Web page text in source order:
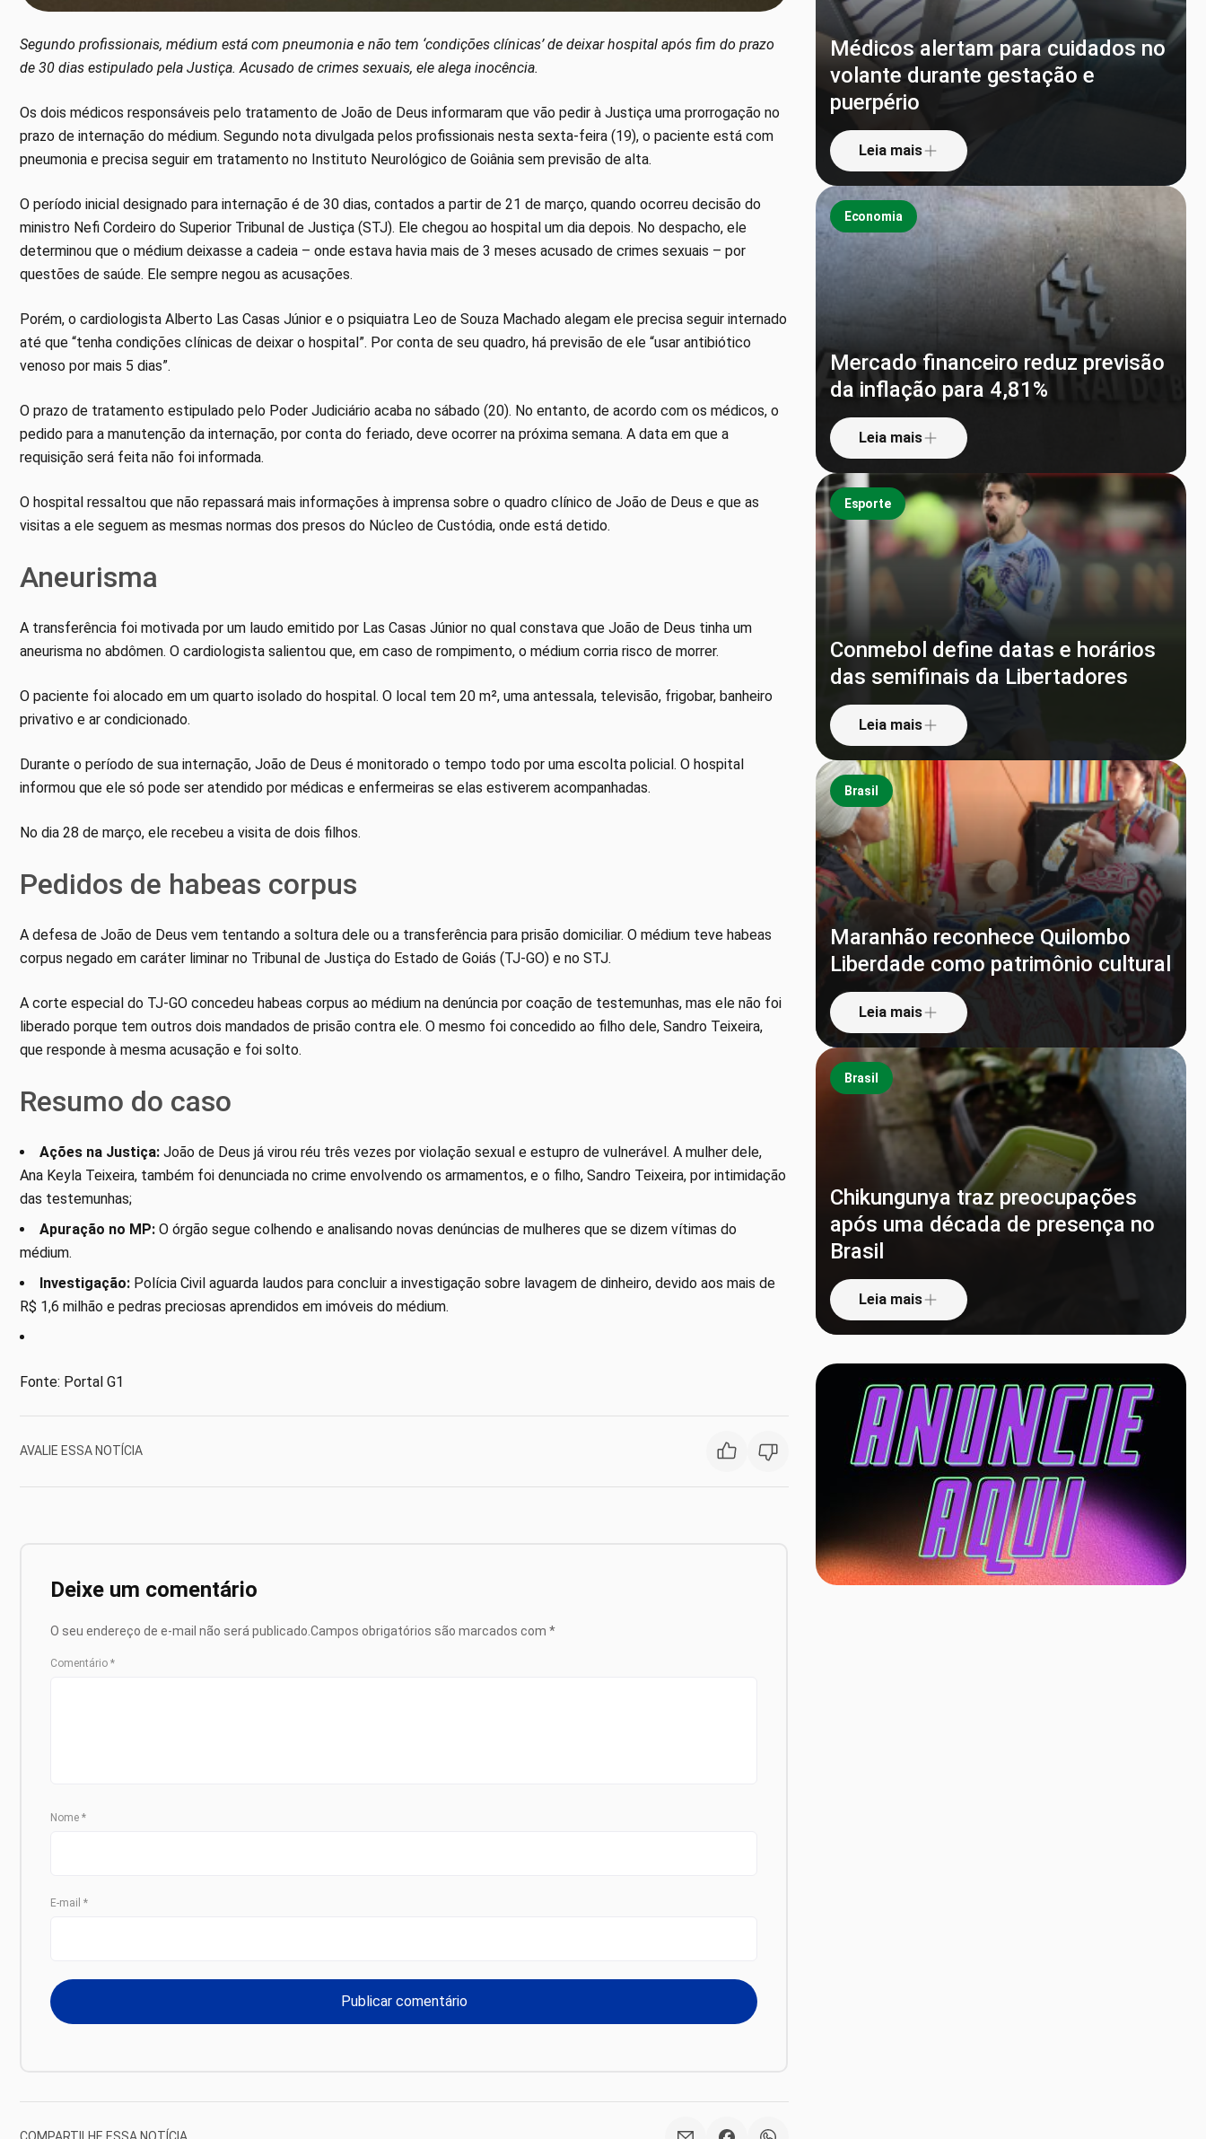
Segundo profissionais, médium está com pneumonia e não tem ‘condições clínicas’ de deixar hospital após fim do prazo
de 30 dias estipulado pela Justiça. Acusado de crimes sexuais, ele alega inocência.
Os dois médicos responsáveis pelo tratamento de João de Deus informaram que vão pedir à Justiça uma prorrogação no
prazo de internação do médium. Segundo nota divulgada pelos profissionais nesta sexta-feira (19), o paciente está com
pneumonia e precisa seguir em tratamento no Instituto Neurológico de Goiânia sem previsão de alta.
O período inicial designado para internação é de 30 dias, contados a partir de 21 de março, quando ocorreu decisão do
ministro Nefi Cordeiro do Superior Tribunal de Justiça (STJ). Ele chegou ao hospital um dia depois. No despacho, ele
determinou que o médium deixasse a cadeia – onde estava havia mais de 3 meses acusado de crimes sexuais – por
questões de saúde. Ele sempre negou as acusações.
Porém, o cardiologista Alberto Las Casas Júnior e o psiquiatra Leo de Souza Machado alegam ele precisa seguir internado
até que “tenha condições clínicas de deixar o hospital”. Por conta de seu quadro, há previsão de ele “usar antibiótico
venoso por mais 5 dias”.
O prazo de tratamento estipulado pelo Poder Judiciário acaba no sábado (20). No entanto, de acordo com os médicos, o
pedido para a manutenção da internação, por conta do feriado, deve ocorrer na próxima semana. A data em que a
requisição será feita não foi informada.
O hospital ressaltou que não repassará mais informações à imprensa sobre o quadro clínico de João de Deus e que as
visitas a ele seguem as mesmas normas dos presos do Núcleo de Custódia, onde está detido.
Aneurisma
A transferência foi motivada por um laudo emitido por Las Casas Júnior no qual constava que João de Deus tinha um
aneurisma no abdômen. O cardiologista salientou que, em caso de rompimento, o médium corria risco de morrer.
O paciente foi alocado em um quarto isolado do hospital. O local tem 20 m², uma antessala, televisão, frigobar, banheiro
privativo e ar condicionado.
Durante o período de sua internação, João de Deus é monitorado o tempo todo por uma escolta policial. O hospital
informou que ele só pode ser atendido por médicas e enfermeiras se elas estiverem acompanhadas.
No dia 28 de março, ele recebeu a visita de dois filhos.
Pedidos de habeas corpus
A defesa de João de Deus vem tentando a soltura dele ou a transferência para prisão domiciliar. O médium teve habeas
corpus negado em caráter liminar no Tribunal de Justiça do Estado de Goiás (TJ-GO) e no STJ.
A corte especial do TJ-GO concedeu habeas corpus ao médium na denúncia por coação de testemunhas, mas ele não foi
liberado porque tem outros dois mandados de prisão contra ele. O mesmo foi concedido ao filho dele, Sandro Teixeira,
que responde à mesma acusação e foi solto.
Resumo do caso
Ações na Justiça: João de Deus já virou réu três vezes por violação sexual e estupro de vulnerável. A mulher dele,
Ana Keyla Teixeira, também foi denunciada no crime envolvendo os armamentos, e o filho, Sandro Teixeira, por intimidação
das testemunhas;
Apuração no MP: O órgão segue colhendo e analisando novas denúncias de mulheres que se dizem vítimas do
médium.
Investigação: Polícia Civil aguarda laudos para concluir a investigação sobre lavagem de dinheiro, devido aos mais de
R$ 1,6 milhão e pedras preciosas aprendidos em imóveis do médium.
Fonte: Portal G1
AVALIE ESSA NOTÍCIA
Deixe um comentário
O seu endereço de e-mail não será publicado. Campos obrigatórios são marcados com *
Comentário *
Nome *
E-mail *
Médicos alertam para cuidados no
volante durante gestação e
puerpério
Leia mais
Economia
Mercado financeiro reduz previsão
da inflação para 4,81%
Leia mais
Esporte
Conmebol define datas e horários
das semifinais da Libertadores
Leia mais
Brasil
Maranhão reconhece Quilombo
Liberdade como patrimônio cultural
Leia mais
Brasil
Chikungunya traz preocupações
após uma década de presença no
Brasil
Leia mais